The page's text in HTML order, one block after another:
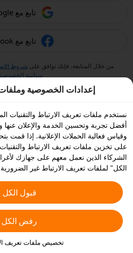
تابع مع Google
تابع مع Facebook
من خلال المتابعة، فإنك توافق على شروط
سياسة
إعدادات الخصوصية
نستخدم ملفات تعريف الارتباط والتقنيات
أفضل تجربة وتحسين الخدمة والإعلان عنها
وقياس فعالية الحملات الإعلانية. إذا قمت
على تخزين ملفات تعريف الارتباط
الشركاء الذين نعمل معهم على جهازك
الكل" لملفات تعريف الارتباط غير الضرورية
تعريف الارتباط" أدناه أو في أي وقت من
يمكنك الاطلاع على
سياسة ملفات تعريف
للحصول على المزيد من التفاصيل.
قبول الكل
رفض الكل
تخصيص ملفات تعريف